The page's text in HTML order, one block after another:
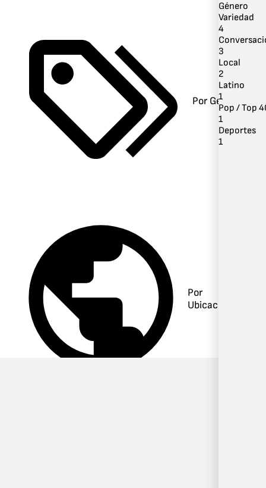
Por Género
Por
Ubicación
Género
Variedad
4
3
Local
2
Latino
1
Pop / Top
1
Deportes
1